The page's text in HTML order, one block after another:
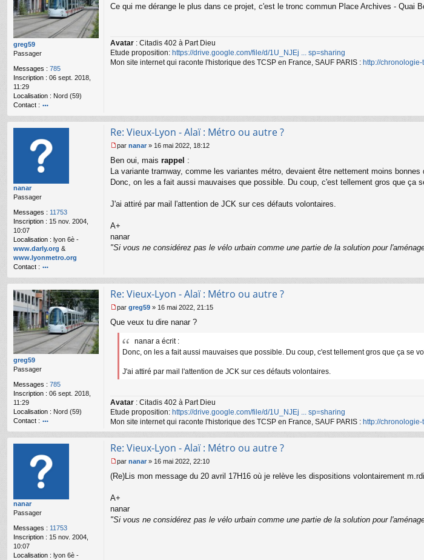
greg59
Passager
Messages : 785
Inscription : 06 sept. 2018,
11:29
Localisation : Nord (59)
Contact :
o
nt
te
r
gr
e
e
g
e
n
Ce qui me dérange le plus dans ce projet, c'est le tronc commun Place Archives - Quai
Avatar : Citadis 402 à Part Dieu
Etude proposition: https://drive.google.com/file/d/1U_NJEj ... sp=sharing
Mon site internet qui raconte l'historique des TCSP en France, SAUF PARIS : http://
nanar
Passager
Messages : 11753
Inscription : 15 nov. 2004,
10:07
Localisation : lyon 6è -
www.darly.org &
www.lyonmetro.org
Contact :
o
nt
ac
te
r
n
a
n
ar
Re: Vieux-Lyon - Alaï : Métro ou autre ?
e
s
s
e
o
n
l
u
par nanar » 16 mai 2022, 18:12
Ben oui, mais rappel :
La variante tramway, comme les variantes métro, devaient être nettement moins
Donc, on les a fait aussi mauvaises que possible. Du coup, c'est tellement gros que ça
J'ai attiré par mail l'attention de JCK sur ces défauts volontaires.
A+
nanar
"Si vous ne considérez pas le vélo urbain comme une partie de la solution pour
greg59
Passager
Messages : 785
Inscription : 06 sept. 2018,
11:29
Localisation : Nord (59)
Contact :
o
te
r
gr
e
Re: Vieux-Lyon - Alaï : Métro ou autre ?
e
s
l
u
par greg59 » 16 mai 2022, 21:15
Que veux tu dire nanar ?
nanar a écrit :
Donc, on les a fait aussi mauvaises que possible. Du coup, c'est tellement gros que ça se
J'ai attiré par mail l'attention de JCK sur ces défauts volontaires.
Avatar : Citadis 402 à Part Dieu
Etude proposition: https://drive.google.com/file/d/1U_NJEj ... sp=sharing
Mon site internet qui raconte l'historique des TCSP en France, SAUF PARIS : http://
nanar
Passager
Messages : 11753
Inscription : 15 nov. 2004,
10:07
Localisation : lyon 6è -
Re: Vieux-Lyon - Alaï : Métro ou autre ?
e
s
g
e
par nanar » 16 mai 2022, 22:10
(Re)Lis mon message du 20 avril 17H16 où je relève les dispositions volontairement
A+
nanar
"Si vous ne considérez pas le vélo urbain comme une partie de la solution pour